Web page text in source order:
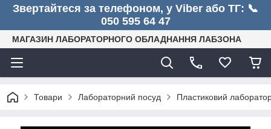
Звертайтеся за телефоном, у Viber або ТГ: 📞
050 595 64 47
МАГАЗИН ЛАБОРАТОРНОГО ОБЛАДНАННЯ ЛАБЗОНА
Товари Лабораторний посуд Пластиковий